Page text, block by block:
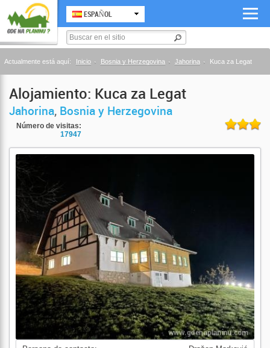
ESPAÑOL
Actualmente está aquí: Inicio Bosnia y Herzegovina Jahorina Kuca za Legat
Alojamiento: Kuca za Legat
Jahorina, Bosnia y Herzegovina
Número de visitas:
17947